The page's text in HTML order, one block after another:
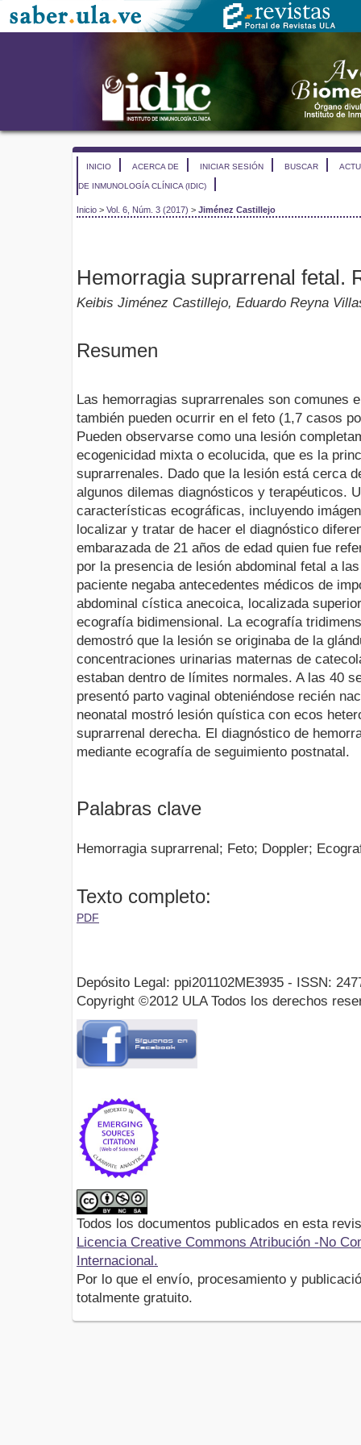
INICIO ACERCA DE INICIAR SESIÓN BUSCAR
DE INMUNOLOGÍA CLÍNICA (IDIC)
Inicio > Vol. 6, Núm. 3 (2017) > Jiménez Castillejo
Hemorragia suprarrenal fetal.
Keibis Jiménez Castillejo, Eduardo Reyna
Resumen
Las hemorragias suprarrenales son comunes
también pueden ocurrir en el feto (1,7 casos
Pueden observarse como una lesión
ecogenicidad mixta o ecolucida, que es la
suprarrenales. Dado que la lesión está cerca
algunos dilemas diagnósticos y terapéuticos.
características ecográficas, incluyendo
localizar y tratar de hacer el diagnóstico
embarazada de 21 años de edad quien fue
por la presencia de lesión abdominal fetal a
paciente negaba antecedentes médicos de
abdominal cística anecoica, localizada
ecografía bidimensional. La ecografía
demostró que la lesión se originaba de la
concentraciones urinarias maternas de
estaban dentro de límites normales. A las 40
presentó parto vaginal obteniéndose recién
neonatal mostró lesión quística con ecos
suprarrenal derecha. El diagnóstico de
mediante ecografía de seguimiento postnatal.
Palabras clave
Hemorragia suprarrenal; Feto; Doppler;
Texto completo:
PDF
Depósito Legal: ppi201102ME3935 - ISSN:
Copyright ©2012 ULA Todos los derechos
Todos los documentos publicados en esta
Licencia Creative Commons Atribución -No
Internacional.
Por lo que el envío, procesamiento y
totalmente gratuito.